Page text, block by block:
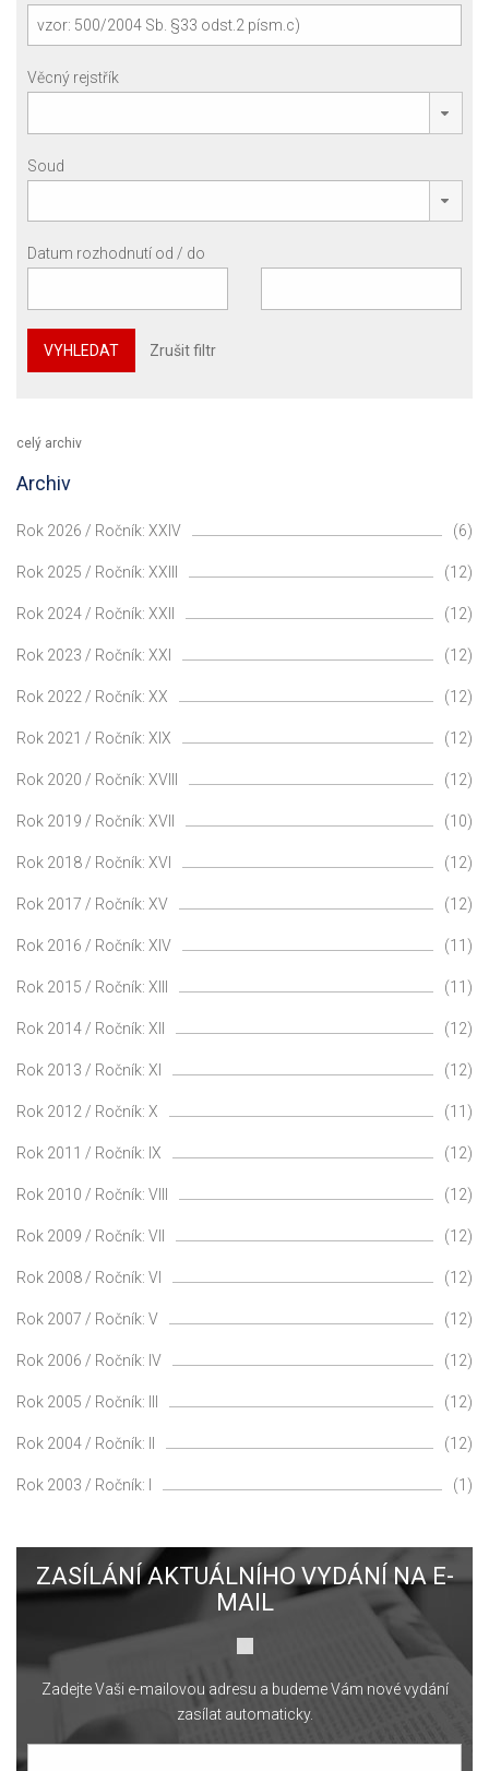
Věcný rejstřík
Soud
Datum rozhodnutí od / do
VYHLEDAT Zrušit filtr
celý archiv
Archiv
Rok 2026 / Ročník: XXIV (6)
Rok 2025 / Ročník: XXIII (12)
Rok 2024 / Ročník: XXII (12)
Rok 2023 / Ročník: XXI (12)
Rok 2022 / Ročník: XX (12)
Rok 2021 / Ročník: XIX (12)
Rok 2020 / Ročník: XVIII (12)
Rok 2019 / Ročník: XVII (10)
Rok 2018 / Ročník: XVI (12)
Rok 2017 / Ročník: XV (12)
Rok 2016 / Ročník: XIV (11)
Rok 2015 / Ročník: XIII (11)
Rok 2014 / Ročník: XII (12)
Rok 2013 / Ročník: XI (12)
Rok 2012 / Ročník: X (11)
Rok 2011 / Ročník: IX (12)
Rok 2010 / Ročník: VIII (12)
Rok 2009 / Ročník: VII (12)
Rok 2008 / Ročník: VI (12)
Rok 2007 / Ročník: V (12)
Rok 2006 / Ročník: IV (12)
Rok 2005 / Ročník: III (12)
Rok 2004 / Ročník: II (12)
Rok 2003 / Ročník: I (1)
ZASÍLÁNÍ AKTUÁLNÍHO VYDÁNÍ NA E-
MAIL
Zadejte Vaši e-mailovou adresu a budeme Vám nové vydání
zasílat automaticky.